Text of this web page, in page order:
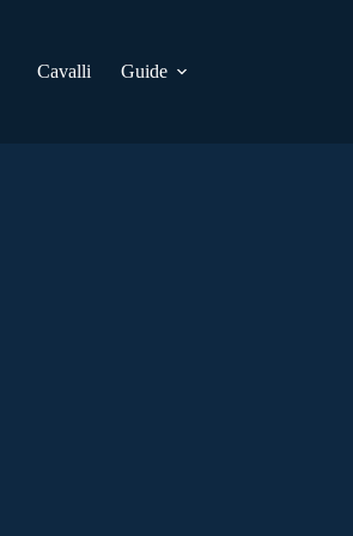
Cavalli Guide